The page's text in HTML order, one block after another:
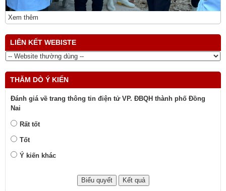
Xem thêm
LIÊN KẾT WEBISTE
THĂM DÒ Ý KIẾN
Đánh giá về trang thông tin điện tử VP. ĐBQH thành phố Đồng
Nai
Rất tốt
Tốt
Ý kiến khác